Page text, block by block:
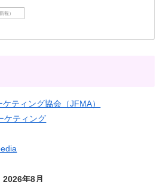
報）
ティング協会（JFMA）
ケティング
2026年8月